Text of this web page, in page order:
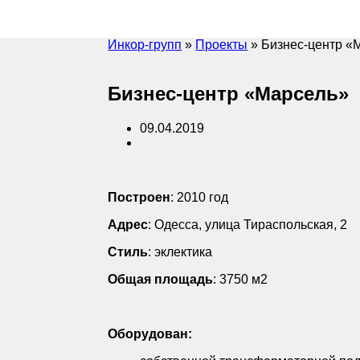
Инкор-групп » Проекты » Бизнес-центр
Бизнес-центр «Марсель»
09.04.2019
Построен: 2010 год
Адрес: Одесса, улица Тираспольская, 2
Стиль: эклектика
Общая площадь: 3750 м2
Оборудован: